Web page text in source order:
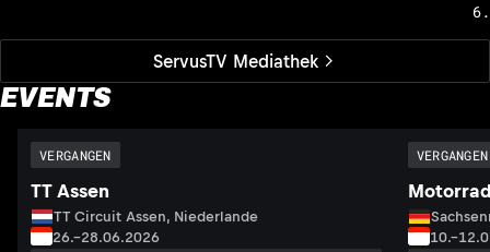
ServusTV Mediathek
EVENTS
VERGANGEN
TT Assen
TT Circuit Assen, Niederlande
26.–28.06.2026
VERGANGEN